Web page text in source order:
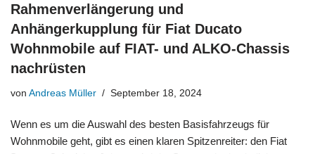
Rahmenverlängerung und
Anhängerkupplung für Fiat Ducato
Wohnmobile auf FIAT- und ALKO-Chassis
nachrüsten
von Andreas Müller September 18, 2024
Wenn es um die Auswahl des besten Basisfahrzeugs für
Wohnmobile geht, gibt es einen klaren Spitzenreiter: den Fiat